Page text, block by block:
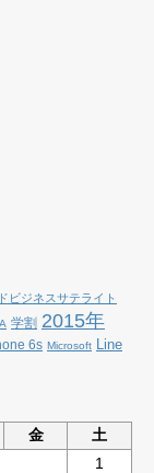
ビジネスサテライト
学割 2015年
6s Microsoft Line
金 土
1